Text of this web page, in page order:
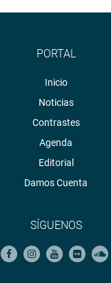
PORTAL
Inicio
Noticias
Contrastes
Agenda
Editorial
Damos Cuenta
SÍGUENOS